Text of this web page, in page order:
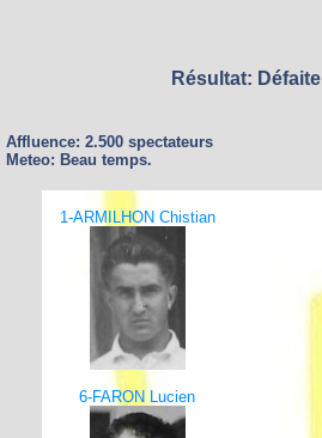
Résultat: Défaite
Affluence: 2.500 spectateurs
Meteo: Beau temps.
1-ARMILHON Chistian
6-FARON Lucien